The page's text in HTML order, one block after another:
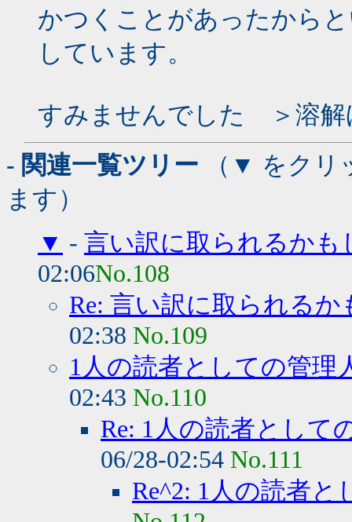
かつくことがあったから
しています。
すみませんでした ＞溶
- 関連一覧ツリー （▼ をクリ
ます）
▼ - 言い訳に取られるかも
02:06No.108
Re: 言い訳に取られるか
02:38 No.109
1人の読者としての管理
02:43 No.110
Re: 1人の読者として
06/28-02:54 No.111
Re^2: 1人の読者と